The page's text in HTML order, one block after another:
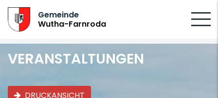
Gemeinde
Wutha-Farnroda
VERANSTALTUNGEN
DRUCKANSICHT